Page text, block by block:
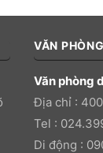
VĂN
Văn phòng
Địa chỉ :
Tel :
Di động :